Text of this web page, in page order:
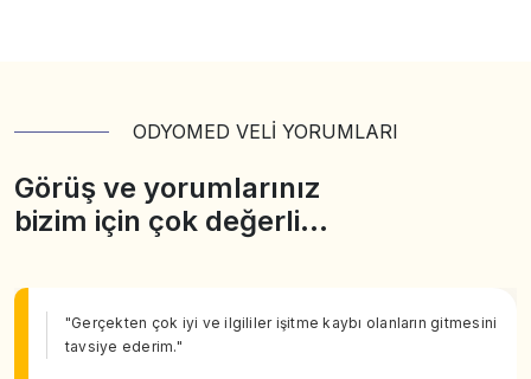
ODYOMED VELİ YORUMLARI
Görüş ve yorumlarınız
bizim için çok değerli…
"Gerçekten çok iyi ve ilgililer işitme kaybı olanların gitmesini
tavsiye ederim."